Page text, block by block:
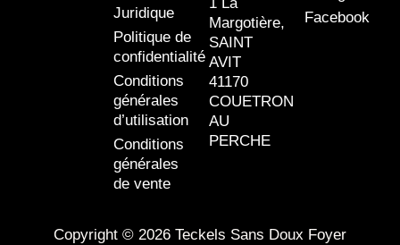
Juridique
Politique de
confidentialité
Conditions
générales
d’utilisation
Conditions
générales
de vente
Margotière,
SAINT
AVIT
41170
COUETRON
AU
PERCHE
Facebook
Copyright © 2026 Teckels Sans Doux Foyer